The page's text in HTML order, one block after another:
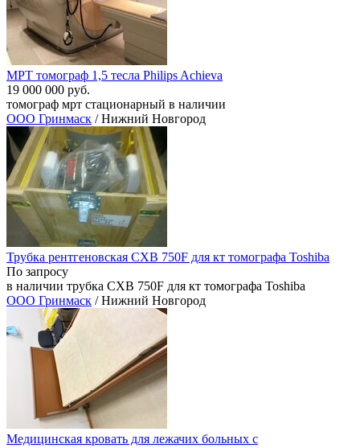
МРТ томограф 1,5 тесла Philips Achieva
19 000 000 руб.
томограф мрт стационарный в наличии
ООО Гринмаск / Нижний Новгород
Трубка рентгеновская CXB 750F для кт томографа Toshiba
По запросу
в наличии трубка CXB 750F для кт томографа Toshiba
ООО Гринмаск / Нижний Новгород
Медицинская кровать для лежачих больных с